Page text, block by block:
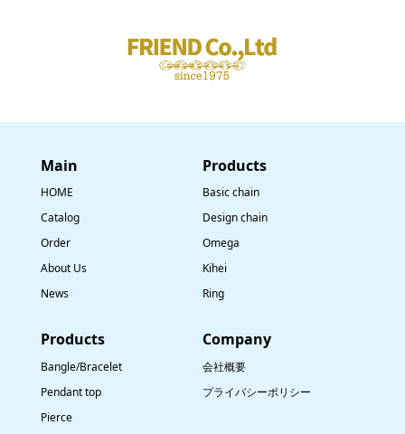
Main
HOME
Catalog
Order
About Us
News
​Products
Basic chain
Design chain
Omega
Kihei
Ring
​Products
Bangle/Bracelet
Pendant top
Pierce
Company
会社概要
プライバシーポリシー